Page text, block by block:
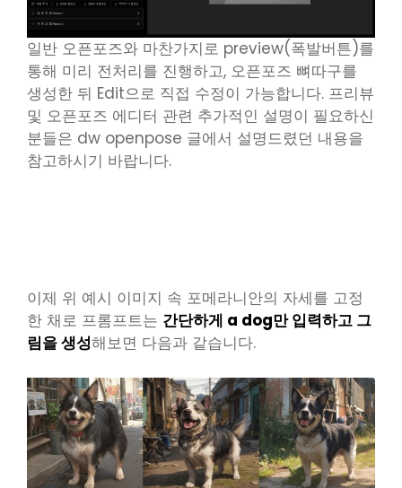
일반 오픈포즈와 마찬가지로 preview(폭발버튼)를
통해 미리 전처리를 진행하고, 오픈포즈 뼈따구를
생성한 뒤 Edit으로 직접 수정이 가능합니다. 프리뷰
및 오픈포즈 에디터 관련 추가적인 설명이 필요하신
분들은 dw openpose 글에서 설명드렸던 내용을
참고하시기 바랍니다.
이제 위 예시 이미지 속 포메라니안의 자세를 고정
한 채로 프롬프트는 간단하게 a dog만 입력하고 그
림을 생성해보면 다음과 같습니다.